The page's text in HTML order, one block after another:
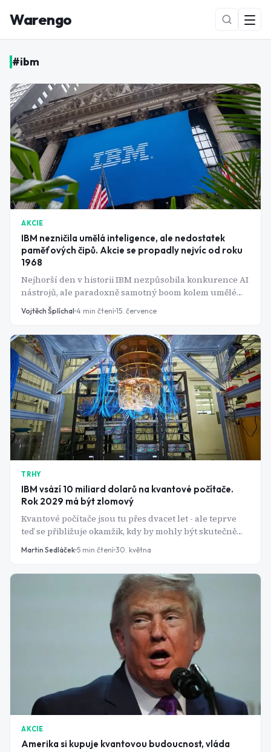
Warengo
#ibm
AKCIE
IBM nezničila umělá inteligence, ale nedostatek
paměťových čipů. Akcie se propadly nejvíc od roku
1968
Nejhorší den v historii IBM nezpůsobila konkurence AI
nástrojů, ale paradoxně samotný boom kolem umělé
inteligence - a to nepřímo, přes ceny čipů.
Vojtěch Šplíchal 4 min čtení 15. července
TRHY
IBM vsází 10 miliard dolarů na kvantové počítače.
Rok 2029 má být zlomový
Kvantové počítače jsou tu přes dvacet let - ale teprve
teď se přibližuje okamžik, kdy by mohly být skutečně
užitečné. IBM chce být u toho jako první.
Martin Sedláček 5 min čtení 30. května
AKCIE
Amerika si kupuje kvantovou budoucnost, vláda